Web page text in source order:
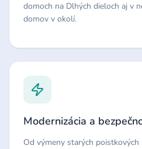
domoch na Dlhých dieloch aj v
domov v okolí.
Modernizácia a
Od výmeny starých